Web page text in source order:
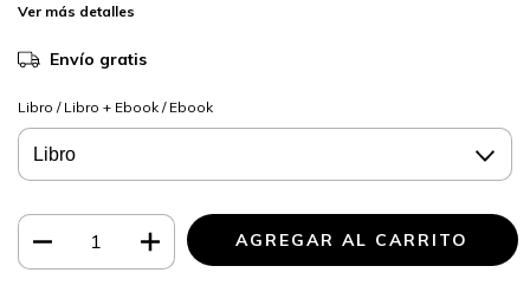
Ver más detalles
Envío gratis
Libro / Libro + Ebook / Ebook